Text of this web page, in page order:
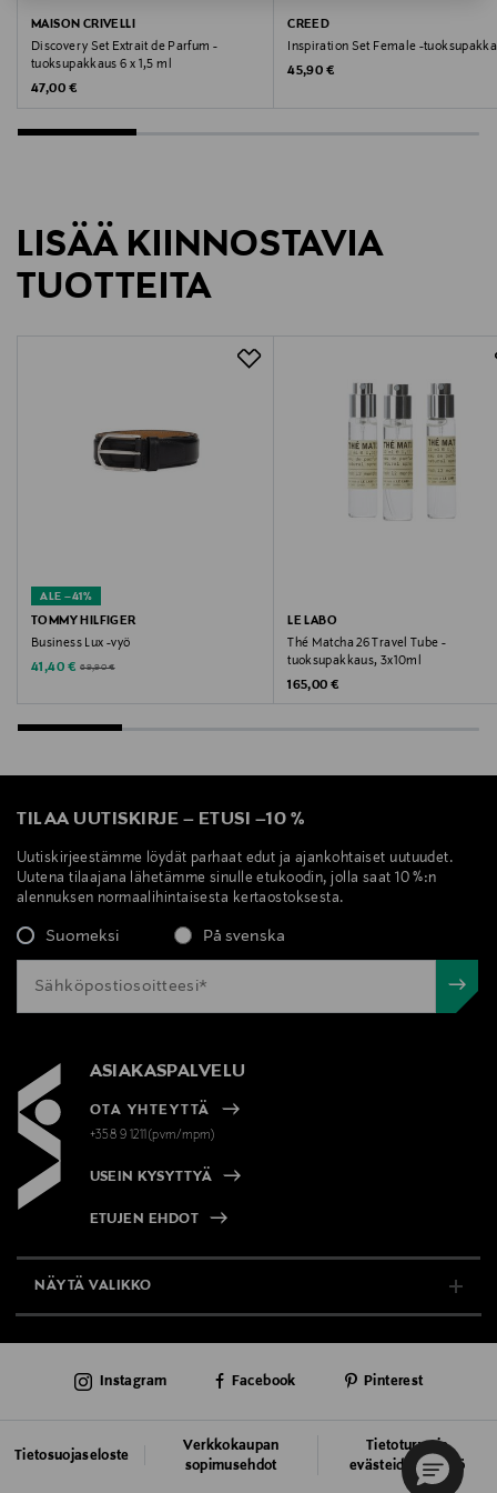
Valmistajan tuotenumero
31070030024
Porkkalankatu 20C, 00180, Helsinki, Finland
Digitaalinen osoite
Elizabeth Arden, tuoksupakkaus, lahjasetti, hajuvesi,
vartalovoide
MAISON CRIVELLI
Discovery Set Extrait de Parfum -
tuoksupakkaus 6 x 1,5 ml
Original Price
47,00 €
CREED
Inspiration Set Female -
Original Price
45,90 €
LISÄÄ KIINNOSTAVIA
TUOTTEITA
ALE –41%
TOMMY HILFIGER
Business Lux -vyö
Discounted Price
41,40 € Original Price
69,90 €
LE LABO
Thé Matcha 26 Travel Tube -
tuoksupakkaus, 3x10ml
Original Price
165,00 €
TILAA UUTISKIRJE – ETUSI –10 %
Uutiskirjeestämme löydät parhaat edut ja ajankohtaiset uutuudet.
Uutena tilaajana lähetämme sinulle etukoodin, jolla saat 10 %:n
alennuksen normaalihintaisesta kertaostoksesta.
Suomeksi På svenska
ASIAKASPALVELU
OTA YHTEYTTÄ
+358 9 1211(pvm/mpm)
USEIN KYSYTTYÄ
ETUJEN EHDOT
NÄYTÄ VALIKKO
AJANKOHTAISTA
Tietosuojaseloste
Verkkokaupan
sopimusehdot
Tietoturva ja
evästeiden käyttö
Instagram Facebook Pinterest